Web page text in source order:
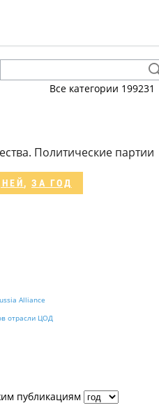
Все категории 199231
Политические партии
, ЗА ГОД
отрасли ЦОД
Alliance
публикациям